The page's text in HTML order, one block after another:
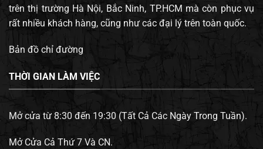
trên thị trường Hà Nội, Bắc Ninh, TP.HCM mà còn phục vụ
rất nhiều khách hàng, cũng như các đại lý trên toàn quốc.
Bản đồ chỉ đường
THỜI GIAN LÀM VIỆC
Mở cửa từ 8:30 đến 19:30 (Tất Cả Các Ngày Trong Tuần).
Mở Cửa Cả Thứ 7 Và CN.